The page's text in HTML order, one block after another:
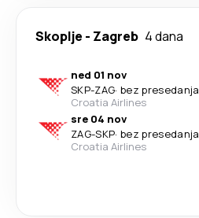
Skoplje - Zagreb 4 dana
ned 01 nov
SKP-ZAG· bez presedanja
Croatia Airlines
sre 04 nov
ZAG-SKP· bez presedanja
Croatia Airlines